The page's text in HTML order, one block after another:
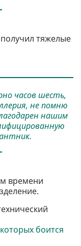
тяжелые
часов шесть,
не помню
нашим
времени
боится